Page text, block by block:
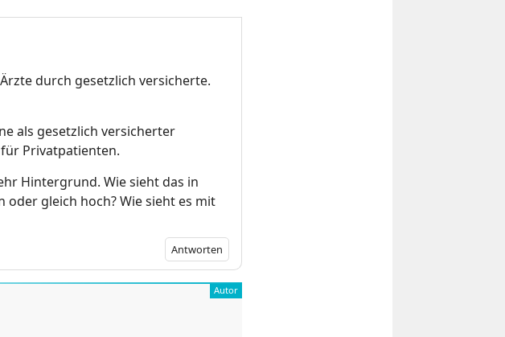
durch gesetzlich versicherte.
als gesetzlich versicherter
Privatpatienten.
Hintergrund. Wie sieht das in
gleich hoch? Wie sieht es mit
Antworten